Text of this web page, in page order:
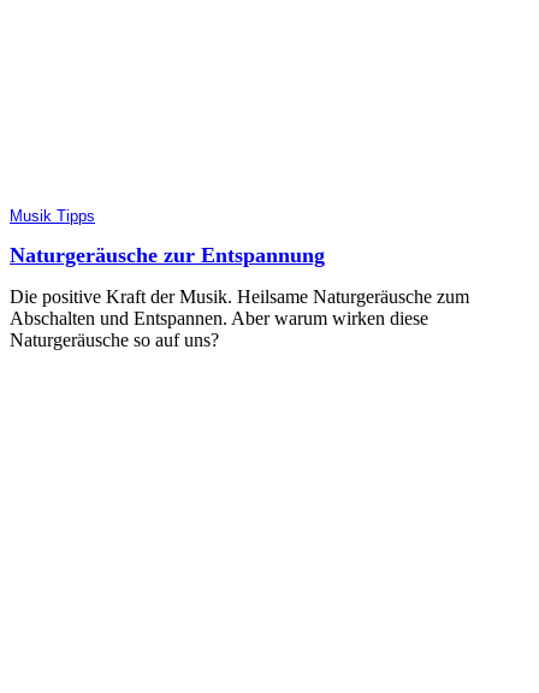
Musik Tipps
Naturgeräusche zur Entspannung
Die positive Kraft der Musik. Heilsame Naturgeräusche zum
Abschalten und Entspannen. Aber warum wirken diese
Naturgeräusche so auf uns?